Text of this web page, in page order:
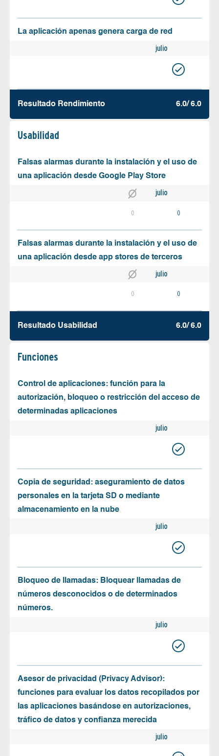
La aplicación apenas genera carga de red
julio
Resultado Rendimiento 6.0/ 6.0
Usabilidad
Falsas alarmas durante la instalación y el uso de
una aplicación desde Google Play Store
julio
0 0
Falsas alarmas durante la instalación y el uso de
una aplicación desde app stores de terceros
julio
0 0
Resultado Usabilidad 6.0/ 6.0
Funciones
Control de aplicaciones: función para la
autorización, bloqueo o restricción del acceso de
determinadas aplicaciones
julio
Copia de seguridad: aseguramiento de datos
personales en la tarjeta SD o mediante
almacenamiento en la nube
julio
Bloqueo de llamadas: Bloquear llamadas de
números desconocidos o de determinados
números.
julio
Asesor de privacidad (Privacy Advisor):
funciones para evaluar los datos recopilados por
las aplicaciones basándose en autorizaciones,
tráfico de datos y confianza merecida
julio